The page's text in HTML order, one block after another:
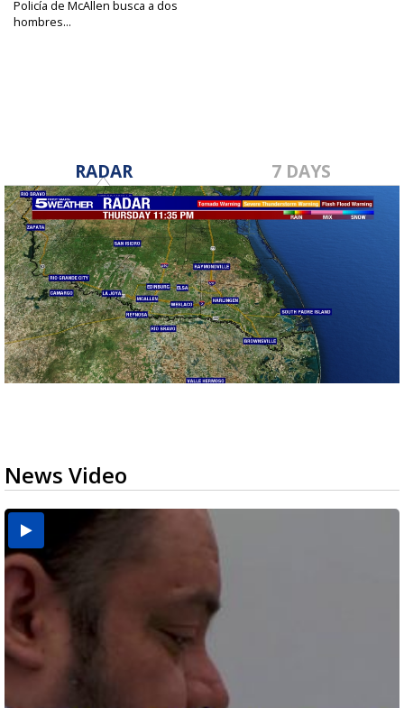
Policía de McAllen busca a dos
hombres...
RADAR 7 DAYS
News Video